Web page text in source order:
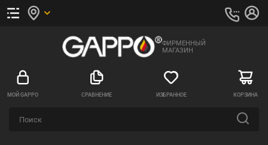
ФИРМЕННЫЙ
МАГАЗИН
МОЙ GAPPO СРАВНЕНИЕ ИЗБРАННОЕ КОРЗИНА